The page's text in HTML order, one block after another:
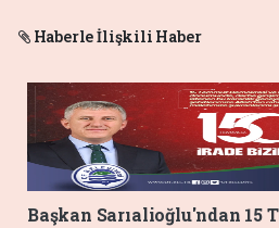
Haberle İlişkili Haber
Başkan Sarıalioğlu'ndan 15